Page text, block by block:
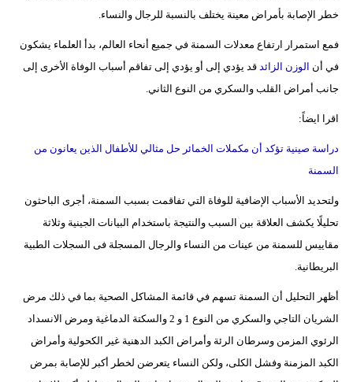
خطر الإصابة بأمراض معينة يختلف بالنسبة للرجال والنساء.
فمع استمرار ارتفاع معدلات السمنة في جميع أنحاء العالم، بدأ العلماء يشكون
في أن الوزن الزائد قد يؤدي إلى أو يؤدي إلى تفاقم أسباب الوفاة الأخرى إلى
جانب أمراض القلب والسكري من النوع الثاني.
اقرا ايضاً:
دراسة صينية تؤكد أن مكملات الخمائر حل مثالي للأطفال الذين يعانون من
السمنة
ولتحديد الأسباب الإضافية للوفاة التي تفاقمت بسبب السمنة، أجرى الباحثون
تحليلًا يكشف العلاقة بين السبب والنتيجة باستخدام البيانات الجينية وثلاثة
مقاييس للسمنة من عينات من النساء والرجال المسجلة فى السجلات الطبية
البريطانية.
أظهر التحليل أن السمنة تسهم في قائمة المشاكل الصحية بما في ذلك مرض
الشريان التاجي والسكري من النوع 1 و 2 والسكتة الدماغية ومرض الانسداد
الرئوي المزمن وسرطان الرئة وأمراض الكبد الدهنية غير الكحولية وأمراض
الكبد المزمنة وفشل الكلى، ولكن النساء يتعرضن لخطر أكبر للإصابة بمرض